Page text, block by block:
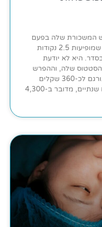
תלוש המשכורת שלה בפעם
הראשונה אחרי שנים. היא רואה שמופיעות 2.5 נקודות
היא לא יודעת
לפי הסטטוס שלה, וההפרש
הזה – 1.5 נקודות לחודש – מתורגם לכ-360 שקלים
בחודש שהיא מפסידה. במונחים שנתיים, מדובר ב-4,300